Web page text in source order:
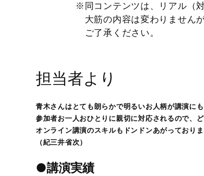
※同コンテンツは、リアル（
大筋の内容は変わりません
ご了承ください。
担当者より
青木さんはとても朗らかで明るいお人柄が講演にも
参加者お一人おひとりに親切に対応されるので、
オンライン講演のスキルもドンドンあがっておりま
（紀三井省次）
●講演実績